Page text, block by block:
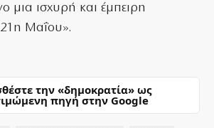
μια ισχυρή και έμπειρη
Μαΐου».
την «δημοκρατία» ως
πηγή στην Google